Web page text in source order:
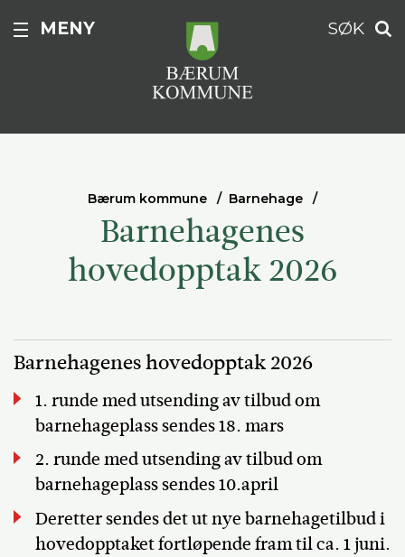
MENY SØK
Bærum kommune Barnehage
Barnehagenes
hovedopptak 2026
Barnehagenes hovedopptak 2026
1. runde med utsending av tilbud om
barnehageplass sendes 18. mars
2. runde med utsending av tilbud om
barnehageplass sendes 10.april
Deretter sendes det ut nye barnehagetilbud i
hovedopptaket fortløpende fram til ca. 1 juni.